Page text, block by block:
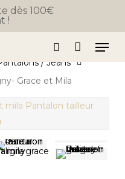
dès 100€
!
search
/ Jeans
Grace et Mila